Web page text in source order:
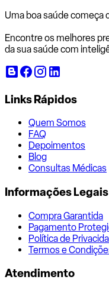
Uma boa saúde começa
Encontre os melhores
da sua saúde com
Links Rápidos
Quem Somos
FAQ
Depoimentos
Blog
Consultas Médicas
Informações Legais
Compra Garantida
Pagamento
Política de
Termos e
Atendimento